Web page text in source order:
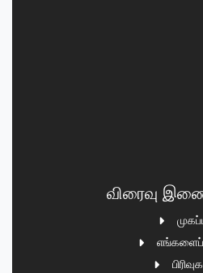
விரைவு
எங்களைப்